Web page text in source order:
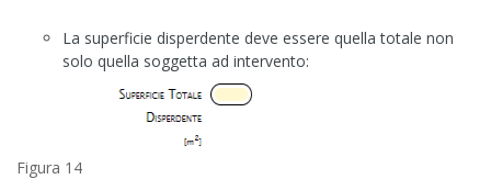
La superficie disperdente deve essere quella totale non
solo quella soggetta ad intervento:
Figura 14